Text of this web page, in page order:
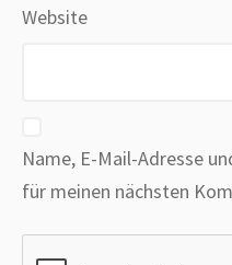
Website
Name, E-Mail-Adresse
für meinen nächsten